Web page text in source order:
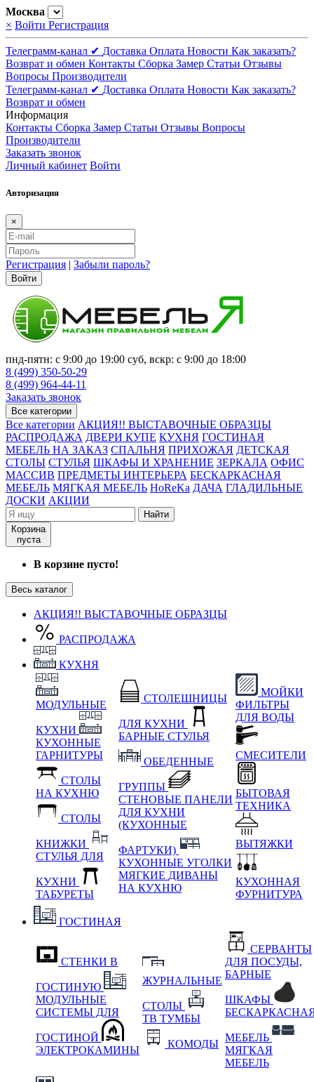
Москва
× Войти Регистрация
Телеграмм-канал ✔ Доставка Оплата Новости Как заказать?
Возврат и обмен Контакты Сборка Замер Статьи Отзывы
Вопросы Производители
Телеграмм-канал ✔ Доставка Оплата Новости Как заказать?
Возврат и обмен
Информация
Контакты Сборка Замер Статьи Отзывы Вопросы
Производители
Заказать звонок
Личный кабинет Войти
Авторизация
×
Регистрация | Забыли пароль?
Войти
пнд-пятн: с 9:00 до 19:00 суб, вскр: с 9:00 до 18:00
8 (499) 350-50-29
8 (499) 964-44-11
Заказать звонок
Все категории
Все категории АКЦИЯ!! ВЫСТАВОЧНЫЕ ОБРАЗЦЫ
РАСПРОДАЖА ДВЕРИ КУПЕ КУХНЯ ГОСТИНАЯ
МЕБЕЛЬ НА ЗАКАЗ СПАЛЬНЯ ПРИХОЖАЯ ДЕТСКАЯ
СТОЛЫ СТУЛЬЯ ШКАФЫ И ХРАНЕНИЕ ЗЕРКАЛА ОФИС
МАССИВ ПРЕДМЕТЫ ИНТЕРЬЕРА БЕСКАРКАСНАЯ
МЕБЕЛЬ МЯГКАЯ МЕБЕЛЬ HoReKa ДАЧА ГЛАДИЛЬНЫЕ
ДОСКИ АКЦИИ
Найти
Корзина
пуста
В корзине пусто!
Весь каталог
АКЦИЯ!! ВЫСТАВОЧНЫЕ ОБРАЗЦЫ
РАСПРОДАЖА
КУХНЯ
МОДУЛЬНЫЕ
КУХНИ
КУХОННЫЕ
ГАРНИТУРЫ
СТОЛЫ
НА КУХНЮ
СТОЛЫ
КНИЖКИ
СТУЛЬЯ ДЛЯ
КУХНИ
ТАБУРЕТЫ
СТОЛЕШНИЦЫ
ДЛЯ КУХНИ
БАРНЫЕ СТУЛЬЯ
ОБЕДЕННЫЕ
ГРУППЫ
СТЕНОВЫЕ ПАНЕЛИ
ДЛЯ КУХНИ
(КУХОННЫЕ
ФАРТУКИ)
КУХОННЫЕ УГОЛКИ
МЯГКИЕ ДИВАНЫ
НА КУХНЮ
МОЙКИ
ФИЛЬТРЫ
ДЛЯ ВОДЫ
СМЕСИТЕЛИ
БЫТОВАЯ
ТЕХНИКА
ВЫТЯЖКИ
КУХОННАЯ
ФУРНИТУРА
ГОСТИНАЯ
СТЕНКИ В
ГОСТИНУЮ
МОДУЛЬНЫЕ
СИСТЕМЫ ДЛЯ
ГОСТИНОЙ
ЭЛЕКТРОКАМИНЫ
ЖУРНАЛЬНЫЕ
СТОЛЫ
ТВ ТУМБЫ
КОМОДЫ
СЕРВАНТЫ
ДЛЯ ПОСУДЫ,
БАРНЫЕ
ШКАФЫ
МЕБЕЛЬ
МЯГКАЯ
МЕБЕЛЬ